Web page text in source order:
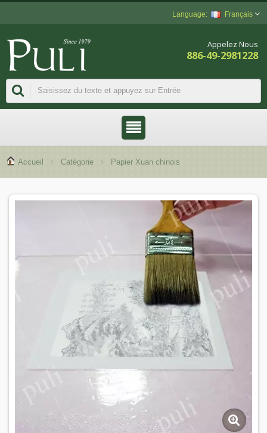
Français
Appelez Nous
886-49-2981228
Accueil Catégorie Papier Xuan chinois